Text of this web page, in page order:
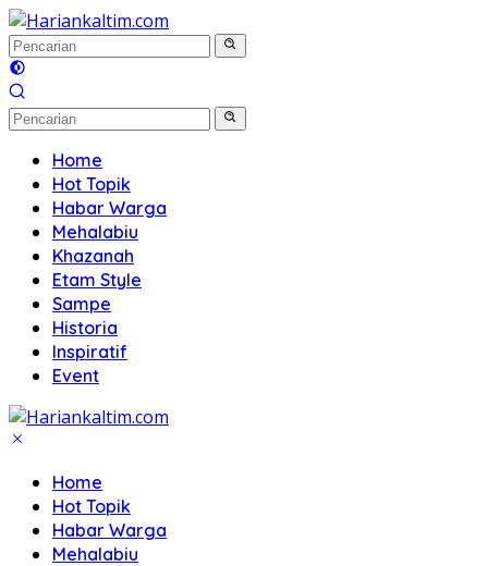
Langsung
ke
konten
Home
Hot Topik
Habar Warga
Mehalabiu
Khazanah
Etam Style
Sampe
Historia
Inspiratif
Event
Home
Hot Topik
Habar Warga
Mehalabiu